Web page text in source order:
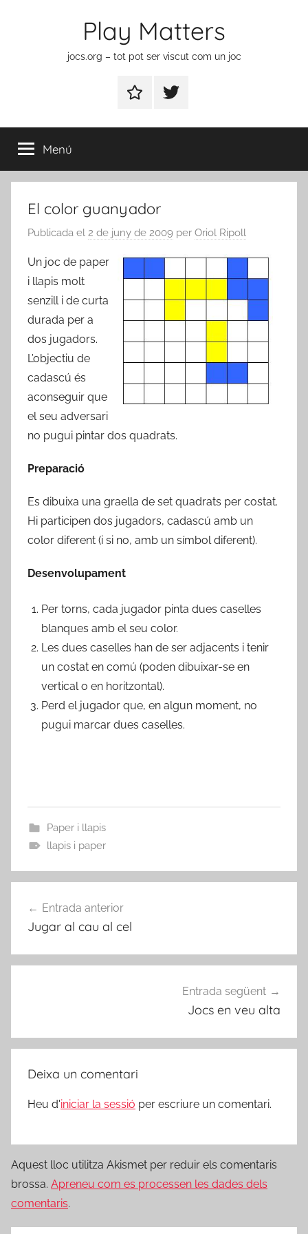
Play Matters
jocs.org – tot pot ser viscut com un joc
ContactarElement
menú
Menú
El color guanyador
Publicada el 2 de juny de 2009 per Oriol Ripoll
Un joc de paper
i llapis molt
senzill i de curta
durada per a
dos jugadors.
L’objectiu de
cadascú és
aconseguir que
el seu adversari
no pugui pintar dos quadrats.
Preparació
Es dibuixa una graella de set quadrats per costat.
Hi participen dos jugadors, cadascú amb un
color diferent (i si no, amb un símbol diferent).
Desenvolupament
Per torns, cada jugador pinta dues caselles
blanques amb el seu color.
Les dues caselles han de ser adjacents i tenir
un costat en comú (poden dibuixar-se en
vertical o en horitzontal).
Perd el jugador que, en algun moment, no
pugui marcar dues caselles.
Paper i llapis
llapis i paper
d'entrades
Entrada anterior
Jugar al cau al cel
Entrada següent
Jocs en veu alta
Deixa un comentari
Heu d'iniciar la sessió per escriure un comentari.
Aquest lloc utilitza Akismet per reduir els comentaris
brossa. Apreneu com es processen les dades dels
comentaris.